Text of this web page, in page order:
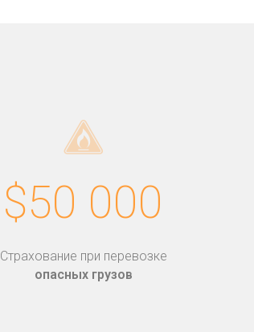
$50 000
Страхование при перевозке
опасных грузов